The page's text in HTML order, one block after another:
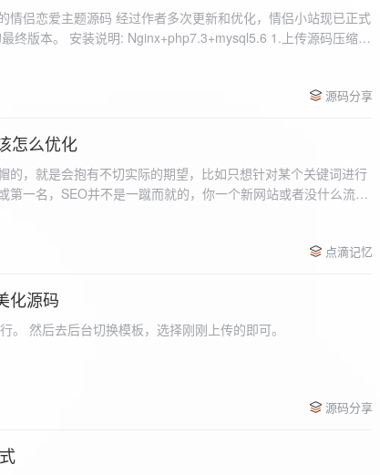
情侣恋爱主题源码 经过作者多次更新和优化，情侣小站现已正式
终版本。 安装说明: Nginx+php7.3+mysql5.6 1.上传源码压缩包
源码分享
怎么优化
的，就是会抱有不切实际的期望，比如只想针对某个关键词进行
第一名，SEO并不是一蹴而就的，你一个新网站或者没什么流量
点滴记忆
化源码
然后去后台切换模板，选择刚刚上传的即可。
源码分享